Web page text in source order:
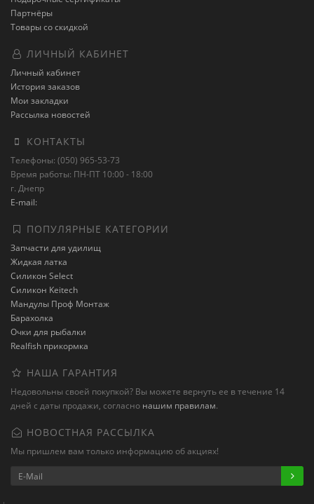
Партнёры
Товары со скидкой
ЛИЧНЫЙ КАБИНЕТ
Личный кабинет
История заказов
Мои закладки
Рассылка новостей
КОНТАКТЫ
Телефоны: (050) 965-53-73
Время работы: ПН-ПТ 10:00 - 18:00
г. Днепр
E-mail:
ПОПУЛЯРНЫЕ КАТЕГОРИИ
Запчасти для удилищ
Жидкая латка
Силикон Select
Силикон Keitech
Мандулы Проф Монтаж
Барахолка
Очки для рыбалки
Realfish прикормка
НАША ГАРАНТИЯ
Недовольны своей покупкой? Вы можете вернуть ее в течение 14
дней с даты продажи, согласно нашим правилам.
НОВОСТНАЯ РАССЫЛКА
Мы пришлем вам только информацию об акциях!